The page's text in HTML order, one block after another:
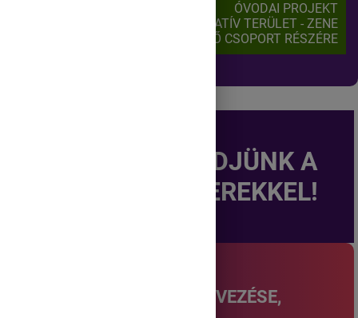
ÓVODAI PROJEKT
ESZTÉTIKAI-KREATÍV TERÜLET - ZENE
KÖZÉPSŐ CSOPORT RÉSZÉRE
ISMERKEDJÜNK A
HANGSZEREKKEL!
HANGSZEREK MEGNEVEZÉSE,